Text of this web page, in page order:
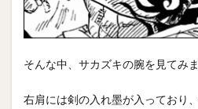
そんな中、サカズキの腕を見てみま
右肩には剣の入れ墨が入っており